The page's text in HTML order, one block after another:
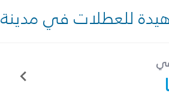
للعطلات في مدينة